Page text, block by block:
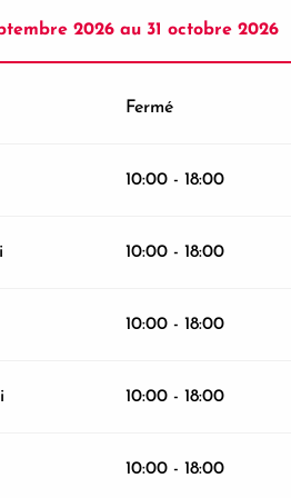
2026
2026au 31 octobre 2026
Fermé
10:00 - 18:00
10:00 - 18:00
10:00 - 18:00
10:00 - 18:00
10:00 - 18:00